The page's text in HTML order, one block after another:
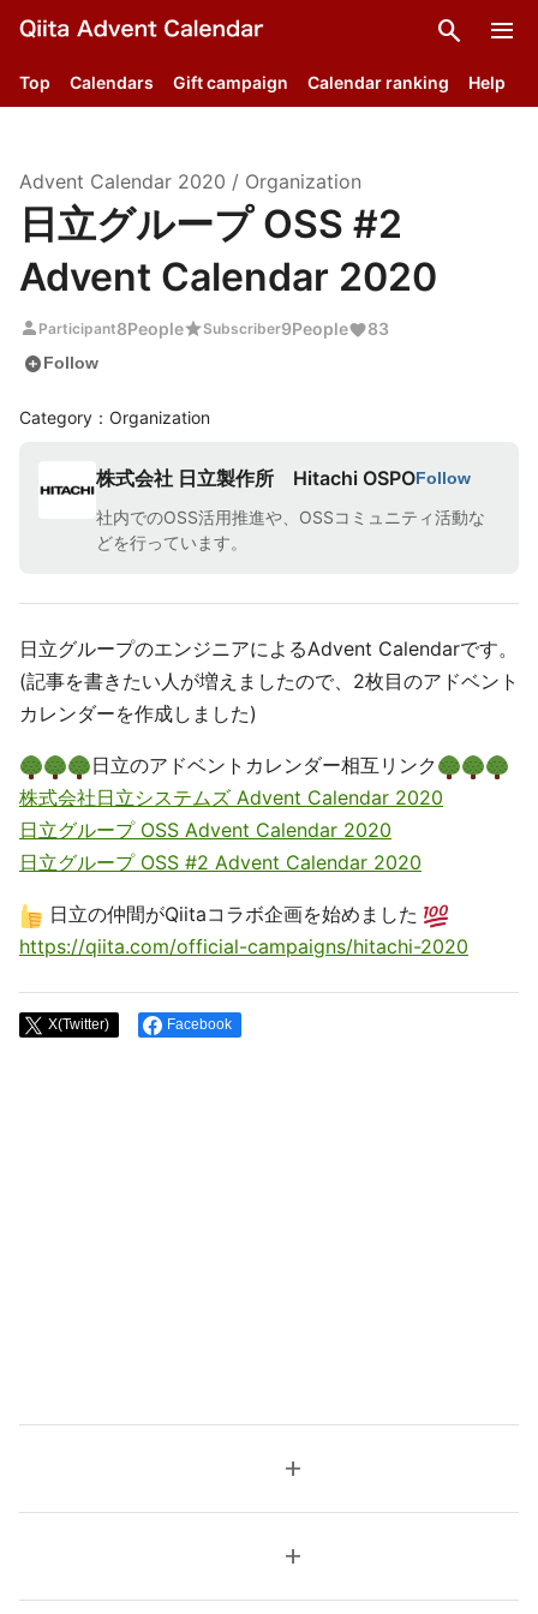
search menu
Top Calendars Gift campaign Calendar ranking Help
Advent Calendar 2020 / Organization
日立グループ OSS #2
Advent Calendar 2020
person Participant8PeoplestarSubscriber9People 83
add_circleFollow
Category：Organization
株式会社 日立製作所 Hitachi OSPOFollow
社内でのOSS活用推進や、OSSコミュニティ活動な
どを行っています。
日立グループのエンジニアによるAdvent Calendarです。
(記事を書きたい人が増えましたので、2枚目のアドベント
カレンダーを作成しました)
日立のアドベントカレンダー相互リンク
株式会社日立システムズ Advent Calendar 2020
日立グループ OSS Advent Calendar 2020
日立グループ OSS #2 Advent Calendar 2020
日立の仲間がQiitaコラボ企画を始めました
https://qiita.com/official-campaigns/hitachi-2020
X(Twitter) Facebook
add
add